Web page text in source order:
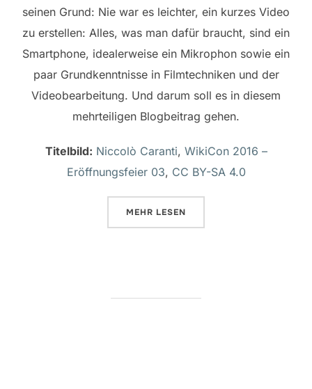
seinen Grund: Nie war es leichter, ein kurzes Video
zu erstellen: Alles, was man dafür braucht, sind ein
Smartphone, idealerweise ein Mikrophon sowie ein
paar Grundkenntnisse in Filmtechniken und der
Videobearbeitung. Und darum soll es in diesem
mehrteiligen Blogbeitrag gehen.
Titelbild: Niccolò Caranti, WikiCon 2016 –
Eröffnungsfeier 03, CC BY-SA 4.0
MEHR ÜBER „PRAXISWORKSHOP:
LESEN